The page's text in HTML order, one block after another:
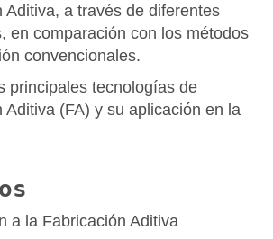
Aditiva, a través de diferentes
en comparación con los métodos
convencionales.
principales tecnologías de
Aditiva (FA) y su aplicación en la
a la Fabricación Aditiva